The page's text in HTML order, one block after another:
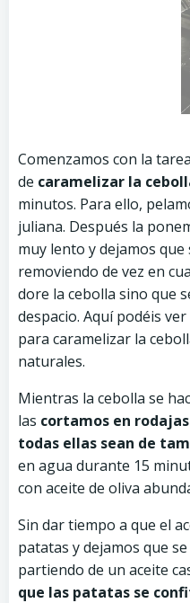
Comenzamos con la
de caramelizar la
minutos. Para ello,
juliana. Después la
muy lento y dejamos que
removiendo de vez en
dore la cebolla sino que
despacio. Aquí podéis
para caramelizar la
naturales.
Mientras la cebolla se
las cortamos en
todas ellas sean de
en agua durante 15
con aceite de oliva
Sin dar tiempo a que el
patatas y dejamos que
partiendo de un aceite
que las patatas se